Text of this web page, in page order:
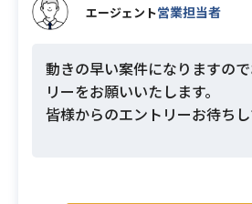
エージェント営業担当者
動きの早い案件になりますの
リーをお願いいたします。
皆様からのエントリーお待ちし